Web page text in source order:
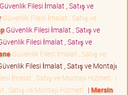
Filesi İmalat , Satış ve
Güvenlik Filesi İmalat , Satış ve
Güvenlik Filesi İmalat , Satış ve
Filesi İmalat , Satış ve
Güvenlik Filesi İmalat , Satış ve
Filesi İmalat , Satış ve Montajı
İmalat , Satış ve Montajı Hizmeti |
, Satış ve Montajı Hizmeti | Mersin